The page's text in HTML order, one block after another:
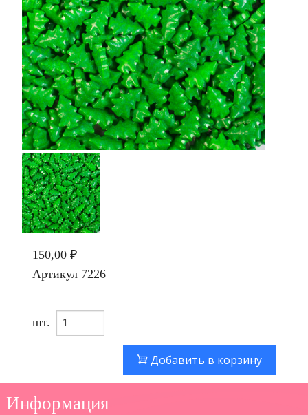
150,00 ₽
Артикул 7226
шт.
Добавить в корзину
Информация